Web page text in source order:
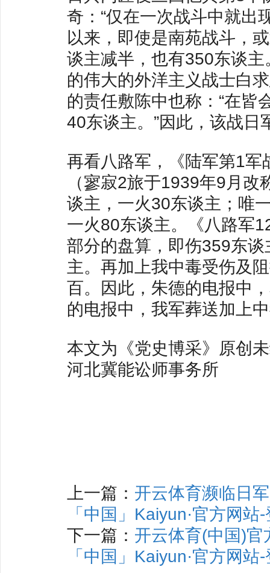
奇：“仅在一次战斗中就出
以来，即使是南苑战斗，
谈主减半，也有350东谈
的伟大的外洋主义战士白
的责任敷陈中也称：“在皆
40东谈主。”因此，该战
再看八路军，《陆军第1
（寥寂2旅于1939年9月
谈主，一火30东谈主；唯
一火80东谈主。《八路军
部分的盘算，即伤359东
主。再加上我中毒受伤及
百。因此，朱德的电报中
的电报中，我军葬送加上
本文为《党史博采》原创
河北冀能讼师事务所
上一篇： 开云体育濒临日
「中国」Kaiyun·官方网站
下一篇： 开云体育(中国)
「中国」Kaiyun·官方网站